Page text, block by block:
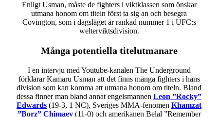
Enligt Usman, måste de fighters i viktklassen som önskar
utmana honom om titeln först ta sig an och besegra
Covington, som i dagsläget är rankad nummer 1 i UFC:s
welterviktsdivision.
Många potentiella titelutmanare
I en intervju med Youtube-kanalen The Underground
förklarar Kamaru Usman att det finns många fighters i hans
division som kan komma att utmana honom om titeln. Bland
dessa finner man bland annat engelsmannen Leon ”Rocky”
Edwards (19-3, 1 NC), Sveriges MMA-fenomen Khamzat
”Borz” Chimaev(11-0) och amerikanen Belal ”Remember